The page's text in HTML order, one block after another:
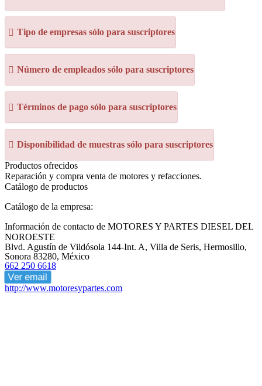
Tipo de empresas sólo para suscriptores
Número de empleados sólo para suscriptores
Términos de pago sólo para suscriptores
Disponibilidad de muestras sólo para suscriptores
Productos ofrecidos
Reparación y compra venta de motores y refacciones.
Catálogo de productos
Catálogo de la empresa:
Información de contacto de MOTORES Y PARTES DIESEL DEL
NOROESTE
Blvd. Agustín de Vildósola 144-Int. A, Villa de Seris, Hermosillo,
Sonora 83280, México
662 250 6618
Ver email
http://www.motoresypartes.com